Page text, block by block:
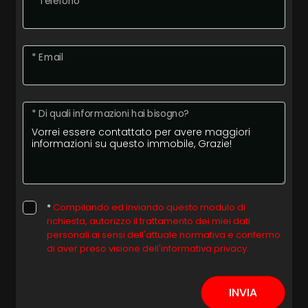
* Email
* Di quali informazioni hai bisogno?
*Compilando ed inviando questo modulo di
richiesta, autorizzo il trattamento dei miei dati
personali ai sensi dell'attuale normativa e confermo
di aver preso visione dell'informativa privacy.
INVIA
5
Altre
opzioni